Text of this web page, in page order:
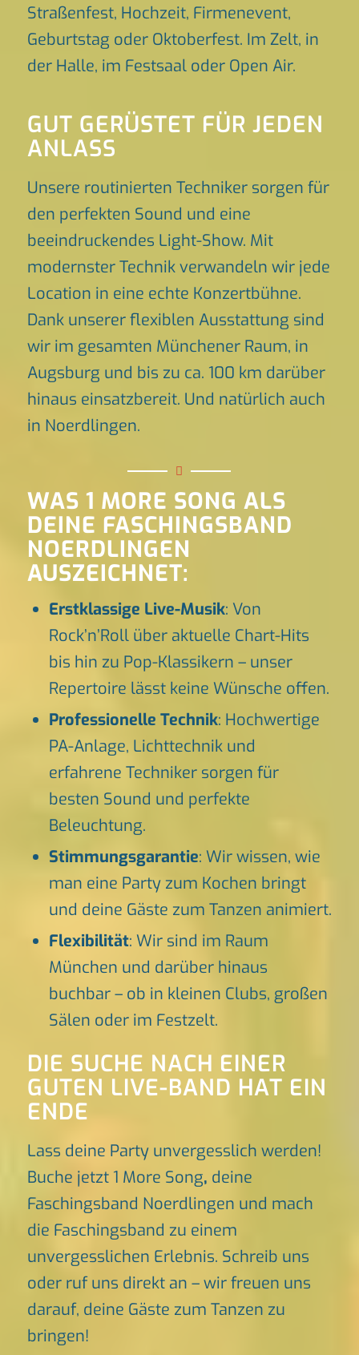
Straßenfest, Hochzeit, Firmenevent,
Geburtstag oder Oktoberfest. Im Zelt, in
der Halle, im Festsaal oder Open Air.
GUT GERÜSTET FÜR JEDEN
ANLASS
Unsere routinierten Techniker sorgen für
den perfekten Sound und eine
beeindruckendes Light-Show. Mit
modernster Technik verwandeln wir jede
Location in eine echte Konzertbühne.
Dank unserer flexiblen Ausstattung sind
wir im gesamten Münchener Raum, in
Augsburg und bis zu ca. 100 km darüber
hinaus einsatzbereit. Und natürlich auch
in Noerdlingen.
WAS 1 MORE SONG ALS
DEINE FASCHINGSBAND
NOERDLINGEN
AUSZEICHNET:
Erstklassige Live-Musik: Von
Rock’n’Roll über aktuelle Chart-Hits
bis hin zu Pop-Klassikern – unser
Repertoire lässt keine Wünsche offen.
Professionelle Technik: Hochwertige
PA-Anlage, Lichttechnik und
erfahrene Techniker sorgen für
besten Sound und perfekte
Beleuchtung.
Stimmungsgarantie: Wir wissen, wie
man eine Party zum Kochen bringt
und deine Gäste zum Tanzen animiert.
Flexibilität: Wir sind im Raum
München und darüber hinaus
buchbar – ob in kleinen Clubs, großen
Sälen oder im Festzelt.
DIE SUCHE NACH EINER
GUTEN LIVE-BAND HAT EIN
ENDE
Lass deine Party unvergesslich werden!
Buche jetzt 1 More Song, deine
Faschingsband Noerdlingen und mach
die Faschingsband zu einem
unvergesslichen Erlebnis. Schreib uns
oder ruf uns direkt an – wir freuen uns
darauf, deine Gäste zum Tanzen zu
bringen!